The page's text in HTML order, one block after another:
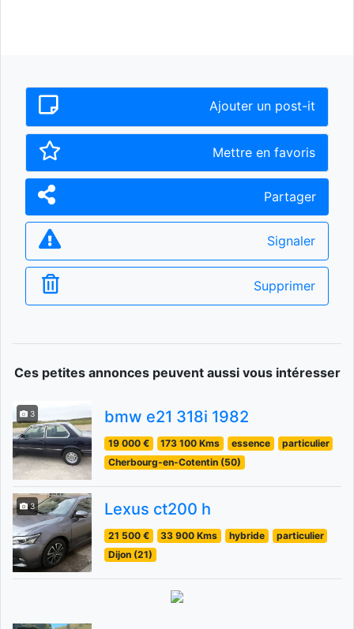
Ajouter un post-it
Mettre en favoris
Partager
Signaler
Supprimer
Ces petites annonces peuvent aussi vous intéresser
3 bmw e21 318i 1982
19 000 € 173 100 Kms essence
particulier
Cherbourg-en-Cotentin (50)
3 Lexus ct200 h
21 500 € 33 900 Kms hybride
particulier
Dijon (21)